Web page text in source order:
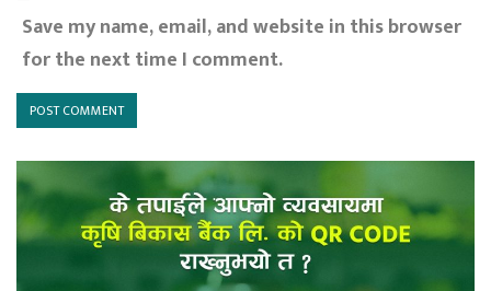
Save my name, email, and website in this browser
for the next time I comment.